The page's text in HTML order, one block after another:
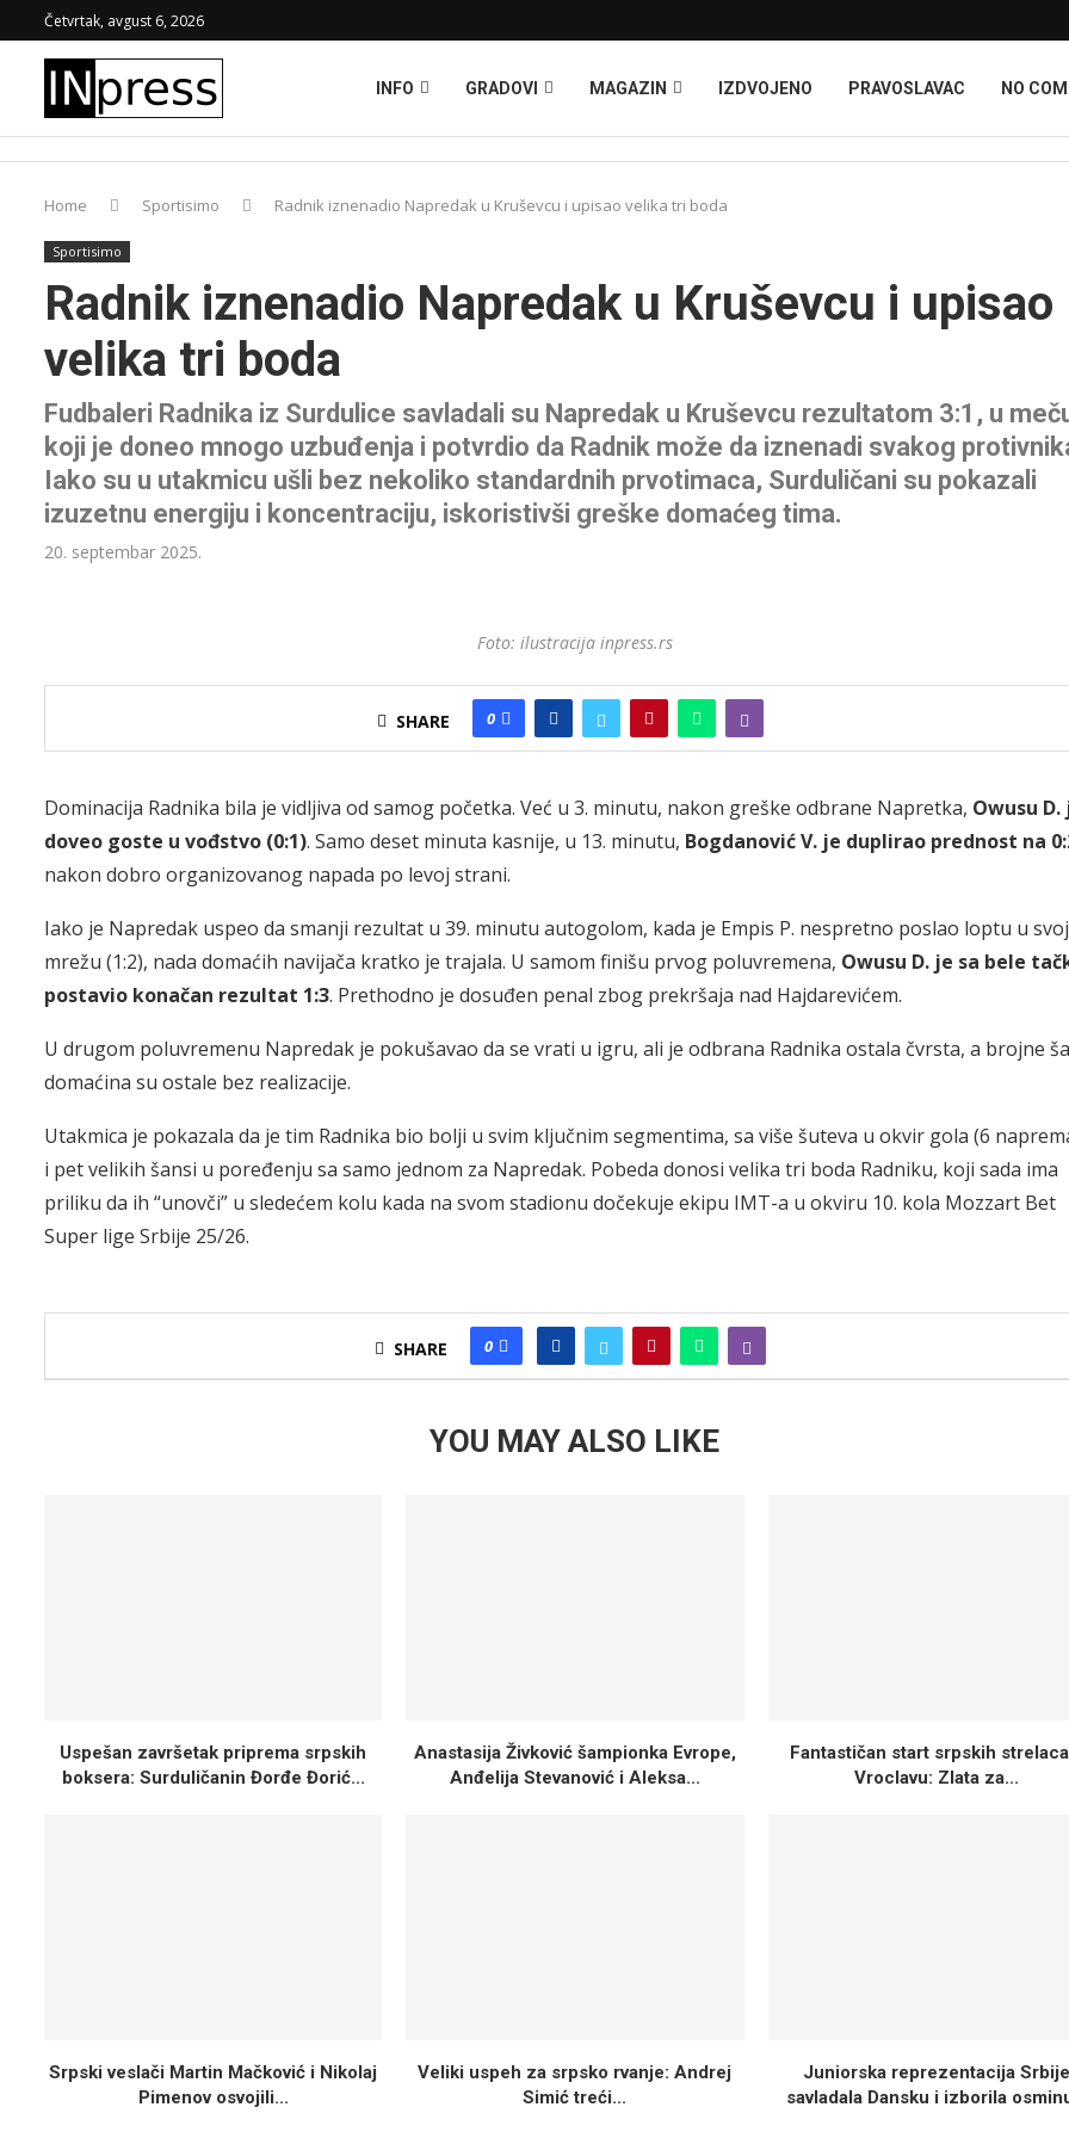
Četvrtak, avgust 6, 2026
INFO GRADOVI MAGAZIN IZDVOJENO PRAVOSLAVAC NO
Home Sportisimo Radnik iznenadio Napredak u Kruševcu i upisao velika tri boda
Sportisimo
Radnik iznenadio Napredak u Kruševcu i upisao
velika tri boda
Fudbaleri Radnika iz Surdulice savladali su Napredak u Kruševcu rezultatom 3:1, u
koji je doneo mnogo uzbuđenja i potvrdio da Radnik može da iznenadi svakog
Iako su u utakmicu ušli bez nekoliko standardnih prvotimaca, Surduličani su pokazali
izuzetnu energiju i koncentraciju, iskoristivši greške domaćeg tima.
20. septembar 2025.
Foto: ilustracija inpress.rs
SHARE 0
Dominacija Radnika bila je vidljiva od samog početka. Već u 3. minutu, nakon greške odbrane Napretka, Owusu D.
doveo goste u vođstvo (0:1). Samo deset minuta kasnije, u 13. minutu, Bogdanović V. je duplirao prednost na
nakon dobro organizovanog napada po levoj strani.
Iako je Napredak uspeo da smanji rezultat u 39. minutu autogolom, kada je Empis P. nespretno poslao loptu u
mrežu (1:2), nada domaćih navijača kratko je trajala. U samom finišu prvog poluvremena, Owusu D. je sa bele
postavio konačan rezultat 1:3. Prethodno je dosuđen penal zbog prekršaja nad Hajdarevićem.
U drugom poluvremenu Napredak je pokušavao da se vrati u igru, ali je odbrana Radnika ostala čvrsta, a brojne
domaćina su ostale bez realizacije.
Utakmica je pokazala da je tim Radnika bio bolji u svim ključnim segmentima, sa više šuteva u okvir gola (6
i pet velikih šansi u poređenju sa samo jednom za Napredak. Pobeda donosi velika tri boda Radniku, koji sada ima
priliku da ih “unovči” u sledećem kolu kada na svom stadionu dočekuje ekipu IMT-a u okviru 10. kola Mozzart Bet
Super lige Srbije 25/26.
SHARE 0
YOU MAY ALSO LIKE
Uspešan završetak priprema srpskih
boksera: Surduličanin Đorđe Đorić...
Anastasija Živković šampionka Evrope,
Anđelija Stevanović i Aleksa...
Fantastičan start srpskih
Vroclavu: Zlata za...
Srpski veslači Martin Mačković i Nikolaj
Pimenov osvojili...
Veliki uspeh za srpsko rvanje: Andrej
Simić treći...
Juniorska reprezentacija
savladala Dansku i izborila